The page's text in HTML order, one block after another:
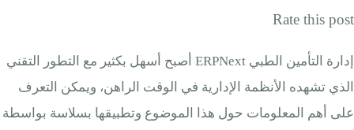
Rate this post
إدارة التأمين الطبي ERPNext أصبح أسهل بكثير مع التطور التقني
الذي تشهده الأنظمة الإدارية في الوقت الراهن، ويمكن التعرف
على أهم المعلومات حول هذا الموضوع وتطبيقها بسلاسة بواسطة